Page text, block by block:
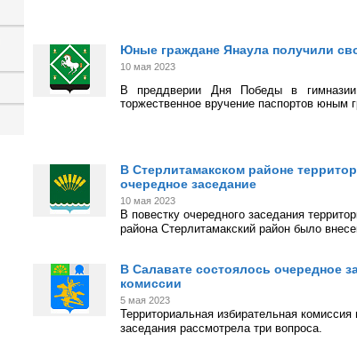
Юные граждане Янаула получили
10 мая 2023
В преддверии Дня Победы в
торжественное вручение паспортов юным
В Стерлитамакском районе
очередное заседание
10 мая 2023
В повестку очередного заседания
района Стерлитамакский район было
В Салавате состоялось очередное
комиссии
5 мая 2023
Территориальная избирательная
заседания рассмотрела три вопроса.